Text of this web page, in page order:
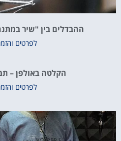
ההבדלים בין "שיר
לפרטים
הקלטה באולפן –
לפרטים